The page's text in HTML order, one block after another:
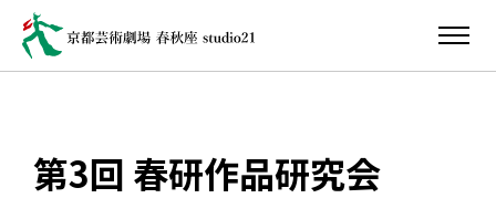
第3回 春研作品研究会